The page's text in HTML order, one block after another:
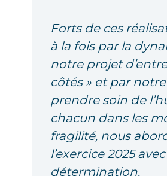
Forts de ces
à la fois par la
notre projet
côtés » et par
prendre soin de
chacun dans les
fragilité, nous
l’exercice 2025
détermination.